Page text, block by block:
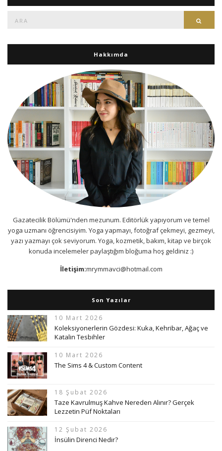
Hakkımda
Gazatecilik Bölümü'nden mezunum. Editörlük yapıyorum ve temel
yoga uzmanı öğrencisiyim. Yoga yapmayı, fotoğraf çekmeyi, gezmeyi,
yazı yazmayı çok seviyorum. Yoga, kozmetik, bakım, kitap ve birçok
konuda incelemeler paylaştığım bloğuma hoş geldiniz :)
İletişim:mrymmavci@hotmail.com
Son Yazılar
10 Mart 2026
Koleksiyonerlerin Gözdesi: Kuka, Kehribar, Ağaç ve
Katalin Tesbihler
10 Mart 2026
The Sims 4 & Custom Content
18 Şubat 2026
Taze Kavrulmuş Kahve Nereden Alınır? Gerçek
Lezzetin Püf Noktaları
12 Şubat 2026
İnsülin Direnci Nedir?